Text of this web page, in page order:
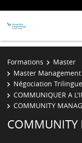
Formations
Master
Master
Négociation Trilingue
COMMUNIQUER A
COMMUNITY
COMMUNITY